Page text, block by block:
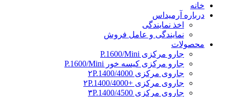
خانه
درباره آرمیداس
اخذ نمایندگی
نمایندگی و عامل فروش
محصولات
جارو مرکزی P.1600/Mini
جارو مرکزی کیسه خور P.1600/Mini
جاروی مرکزی ۲P.1400/4000
جاروی مرکزی +۲P.1400/4000
جاروی مرکزی ۳P.1400/4500